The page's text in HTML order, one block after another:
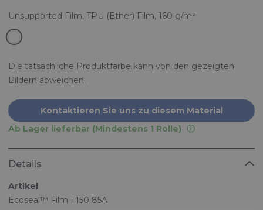
Unsupported Film, TPU (Ether) Film, 160 g/m²
Die tatsächliche Produktfarbe kann von den gezeigten
Bildern abweichen.
Kontaktieren Sie uns zu diesem Material
Ab Lager lieferbar (Mindestens 1 Rolle)
Details
Artikel
Ecoseal™ Film T150 85A